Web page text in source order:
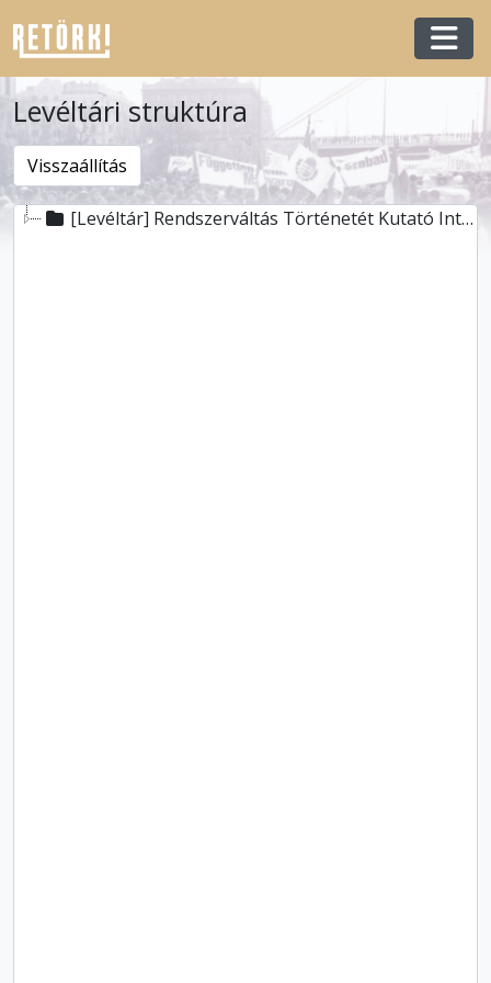
Skip to main content
Levéltári struktúra
[Levéltár] Rendszerváltás Történetét Kutató Intézet és Levéltár